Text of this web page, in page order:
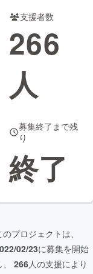
支援者数
266
人
募集終了まで残
り
終了
のプロジェクトは、
02/23に募集を開始
、 266人の支援により